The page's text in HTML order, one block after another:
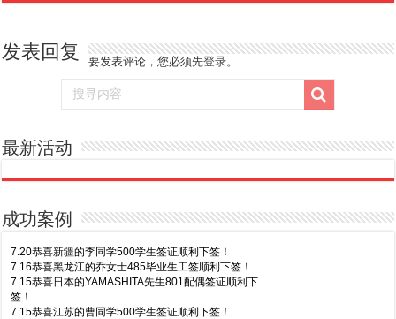
发表回复 要发表评论，您必须先登录。
最新活动
成功案例
7.20恭喜新疆的李同学500学生签证顺利下签！
7.16恭喜黑龙江的乔女士485毕业生工签顺利下签！
7.15恭喜日本的YAMASHITA先生801配偶签证顺利下
签！
7.15恭喜江苏的曹同学500学生签证顺利下签！